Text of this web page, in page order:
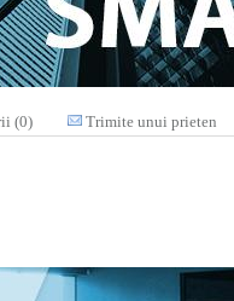
(0) Trimite unui prieten